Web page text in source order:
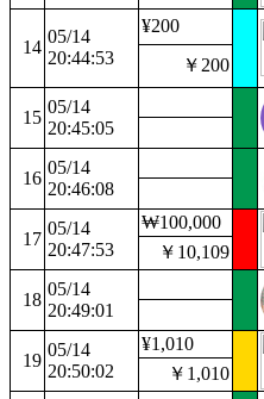
14
05/14
20:44:53
¥200
￥200
15
05/14
20:45:05
16
05/14
20:46:08
17
05/14
20:47:53
₩100,000
￥10,109
18
05/14
20:49:01
19
05/14
20:50:02
¥1,010
￥1,010